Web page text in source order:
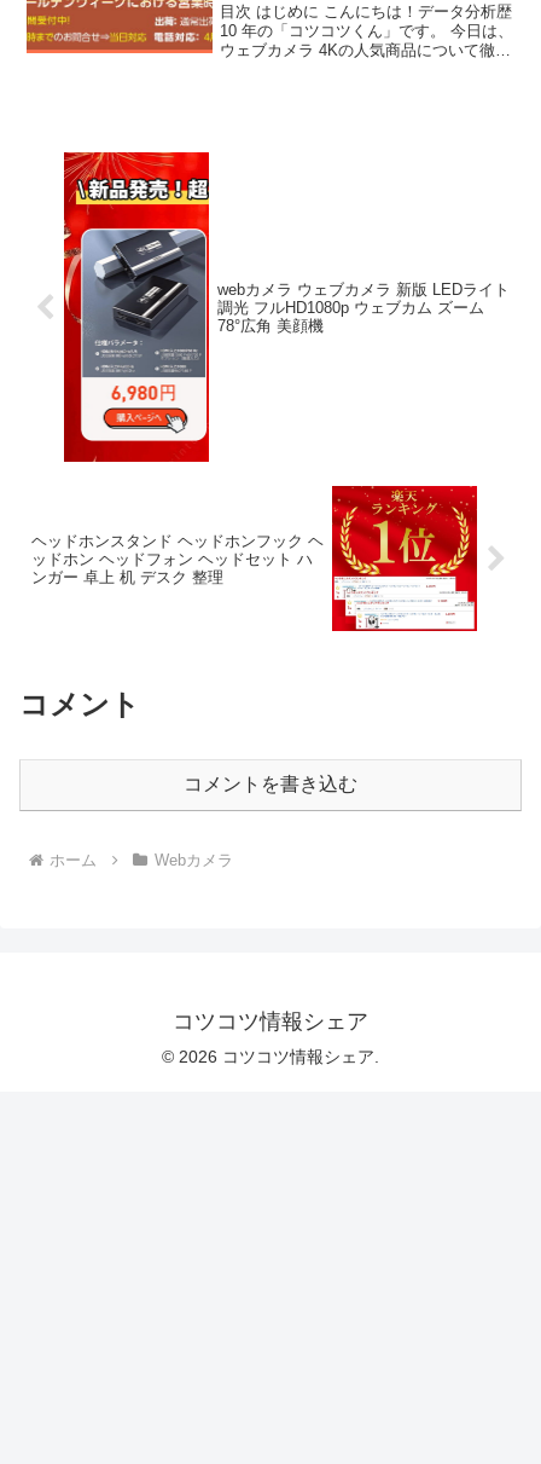
目次 はじめに こんにちは！データ分析歴
10 年の「コツコツくん」です。 今日は、
ウェブカメラ 4Kの人気商品について徹底
webカメラ ウェブカメラ 新版 LEDライト
調光 フルHD1080p ウェブカム ズーム
78°広角 美顔機
ヘッドホンスタンド ヘッドホンフック ヘ
ッドホン ヘッドフォン ヘッドセット ハ
ンガー 卓上 机 デスク 整理
コメント
コメントを書き込む
ホーム Webカメラ
コツコツ情報シェア
© 2026 コツコツ情報シェア.